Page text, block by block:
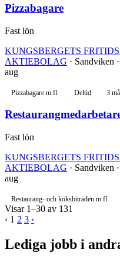
Pizzabagare
Fast lön
KUNGSBERGETS
AKTIEBOLAG · Sandviken
aug
Pizzabagare m.fl. Deltid 3
Fast lön
KUNGSBERGETS
AKTIEBOLAG · Sandviken
aug
Restaurang- och köksbiträden m.fl.
Visar 1–30 av 131
‹ 1 2 3 ›
Lediga jobb i